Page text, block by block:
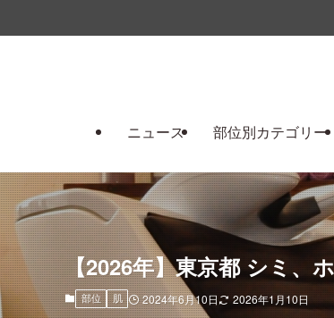
ニュース 部位別カテゴリー
【2026年】東京都 シミ、
部位 肌 2024年6月10日 2026年1月10日